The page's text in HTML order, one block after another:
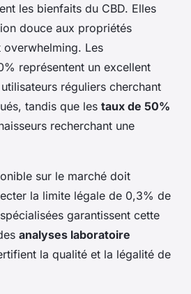
les bienfaits du CBD. Elles
douce aux propriétés
overwhelming. Les
représentent un excellent
réguliers cherchant
tandis que les taux de 50%
recherchant une
sur le marché doit
la limite légale de 0,3% de
garantissent cette
analyses laboratoire
la qualité et la légalité de